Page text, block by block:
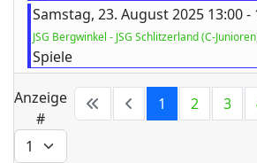
Samstag, 23. August 2025 13:00 -
JSG Bergwinkel - JSG Schlitzerland (C-
Spiele
Limite
Anzeige
#
1 2 3